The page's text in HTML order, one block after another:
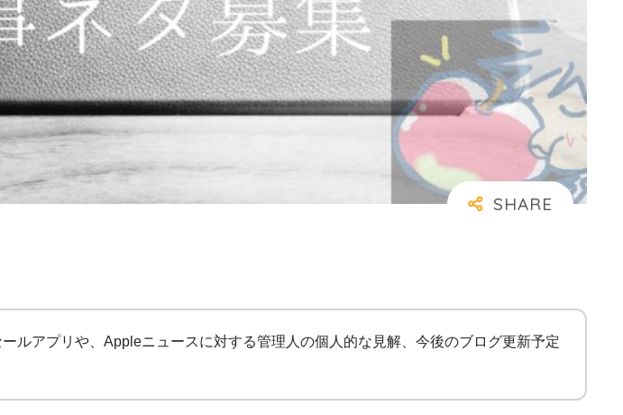
ルアプリや、Appleニュースに対する管理人の個人的な見解、今後のブログ更新予定